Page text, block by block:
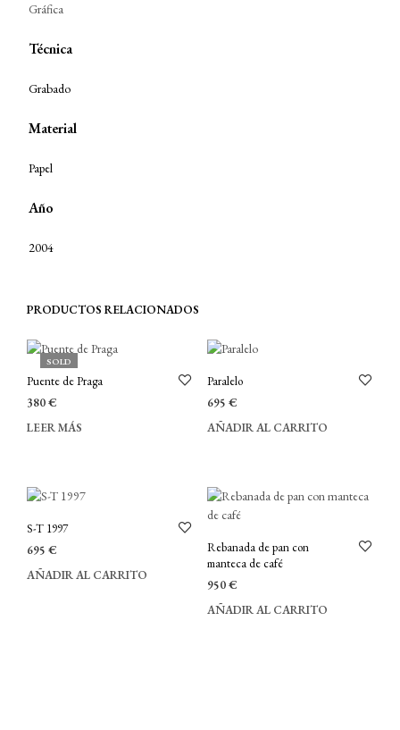
Gráfica
Técnica
Grabado
Material
Papel
Año
2004
PRODUCTOS RELACIONADOS
SOLD
Puente de Praga
380€
LEER MÁS
Paralelo
695 €
AÑADIR AL CARRITO
S-T 1997
695 €
AÑADIR AL CARRITO
Rebanada de pan con
manteca de café
950€
AÑADIR AL CARRITO